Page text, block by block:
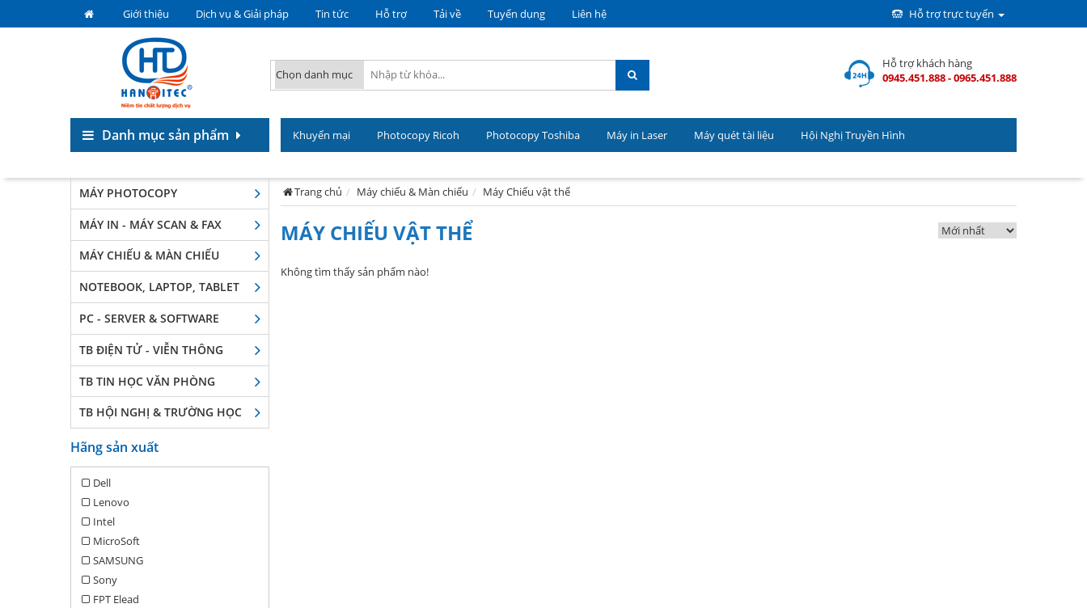
Giới thiệu Dịch vụ & Giải pháp Tin tức Hỗ trợ Tải về Tuyển dụng Liên hệ Hỗ trợ trực tuyến
Hỗ trợ khách hàng
0945.451.888 - 0965.451.888
Danh mục sản phẩm Khuyến mại Photocopy Ricoh Photocopy Toshiba Máy in Laser Máy quét tài liệu Hội Nghị Truyền Hình
MÁY PHOTOCOPY
MÁY IN - MÁY SCAN & FAX
MÁY CHIẾU & MÀN CHIẾU
NOTEBOOK, LAPTOP, TABLET
PC - SERVER & SOFTWARE
TB ĐIỆN TỬ - VIỄN THÔNG
TB TIN HỌC VĂN PHÒNG
TB HỘI NGHỊ & TRƯỜNG HỌC
Hãng sản xuất
Dell
Lenovo
Intel
MicroSoft
SAMSUNG
Sony
FPT Elead
Trang chủ Máy chiếu & Màn chiếu Máy Chiếu vật thể
MÁY CHIẾU VẬT THỂ
Không tìm thấy sản phẩm nào!